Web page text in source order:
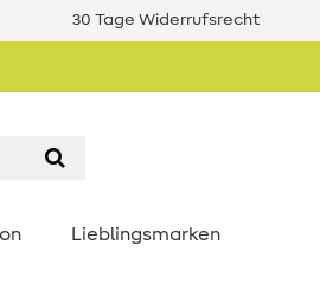
30 Tage Widerrufsrecht
Lieblingsmarken